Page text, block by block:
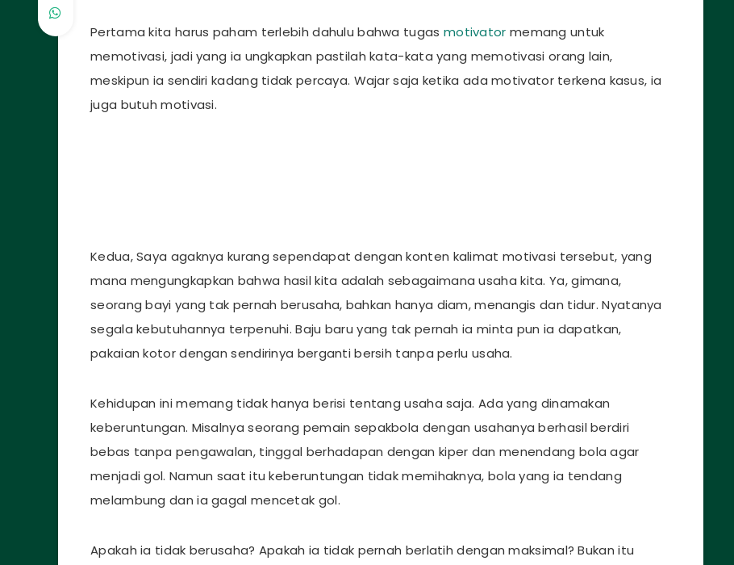
Pertama kita harus paham terlebih dahulu bahwa tugas motivator memang untuk
memotivasi, jadi yang ia ungkapkan pastilah kata-kata yang memotivasi orang lain,
meskipun ia sendiri kadang tidak percaya. Wajar saja ketika ada motivator terkena kasus, ia
juga butuh motivasi.
Kedua, Saya agaknya kurang sependapat dengan konten kalimat motivasi tersebut, yang
mana mengungkapkan bahwa hasil kita adalah sebagaimana usaha kita. Ya, gimana,
seorang bayi yang tak pernah berusaha, bahkan hanya diam, menangis dan tidur. Nyatanya
segala kebutuhannya terpenuhi. Baju baru yang tak pernah ia minta pun ia dapatkan,
pakaian kotor dengan sendirinya berganti bersih tanpa perlu usaha.
Kehidupan ini memang tidak hanya berisi tentang usaha saja. Ada yang dinamakan
keberuntungan. Misalnya seorang pemain sepakbola dengan usahanya berhasil berdiri
bebas tanpa pengawalan, tinggal berhadapan dengan kiper dan menendang bola agar
menjadi gol. Namun saat itu keberuntungan tidak memihaknya, bola yang ia tendang
melambung dan ia gagal mencetak gol.
Apakah ia tidak berusaha? Apakah ia tidak pernah berlatih dengan maksimal? Bukan itu